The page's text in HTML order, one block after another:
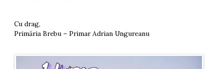
Cu drag,
Primăria Brebu – Primar Adrian Ungureanu